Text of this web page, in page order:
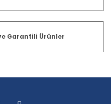
Garantili Ürünler